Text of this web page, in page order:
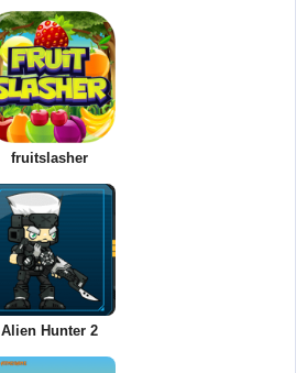
fruitslasher
Alien Hunter 2